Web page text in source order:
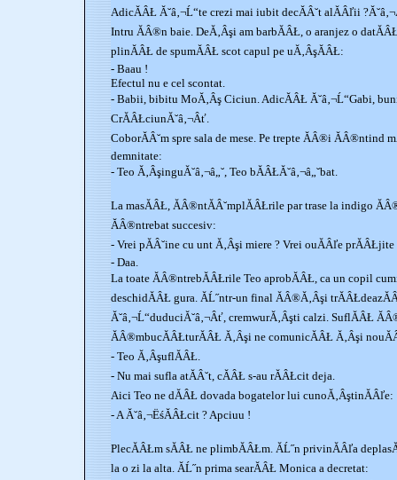
AdicĂÂŁ Ă˘â‚¬Ĺ“te crezi mai iubit decĂÂ˘t alĂÂľii
Intru ĂÂ®n baie. DeĂ‚Âşi am barbĂÂŁ, o aranjez o
plinĂÂŁ de spumĂÂŁ scot capul pe uĂ‚ÂşĂÂŁ:
- Baau !
Efectul nu e cel scontat.
- Babii, bibitu MoĂ‚Âş Ciciun. AdicĂÂŁ Ă˘â‚¬Ĺ“Gabi,
CrĂÂŁciunĂ˘â‚¬Âť.
CoborĂÂ˘m spre sala de mese. Pe trepte ĂÂ®i ĂÂ®ntind
demnitate:
- Teo Ă‚ÂşinguĂ˘â‚¬â„˘, Teo bĂÂŁĂ˘â‚¬â„˘bat.
La masĂÂŁ, ĂÂ®ntĂÂ˘mplĂÂŁrile par trase la indigo
ĂÂ®ntrebat succesiv:
- Vrei pĂÂ˘ine cu unt Ă‚Âşi miere ? Vrei ouĂÂľe
- Daa.
La toate ĂÂ®ntrebĂÂŁrile Teo aprobĂÂŁ, ca un copil
deschidĂÂŁ gura. ĂĹ˝ntr-un final ĂÂ®Ă‚Âşi
Ă˘â‚¬Ĺ“duduciĂ˘â‚¬Âť, cremwurĂ‚Âşti calzi. SuflĂÂŁ
ĂÂ®mbucĂÂŁturĂÂŁ Ă‚Âşi ne comunicĂÂŁ Ă‚Âşi
- Teo Ă‚ÂşuflĂÂŁ.
- Nu mai sufla atĂÂ˘t, cĂÂŁ s-au rĂÂŁcit deja.
Aici Teo ne dĂÂŁ dovada bogatelor lui cunoĂ‚ÂştinĂÂľe:
- A Ă˘â‚¬ËśĂÂŁcit ? Apciuu !
PlecĂÂŁm sĂÂŁ ne plimbĂÂŁm. ĂĹ˝n privinĂÂľa
la o zi la alta. ĂĹ˝n prima searĂÂŁ Monica a decretat: